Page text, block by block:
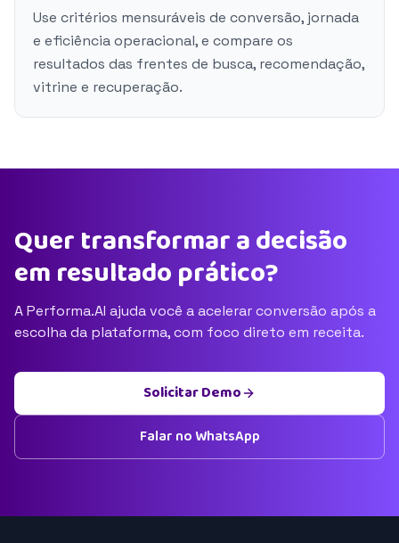
Use critérios mensuráveis de conversão, jornada
e eficiência operacional, e compare os
resultados das frentes de busca, recomendação,
vitrine e recuperação.
Quer transformar a decisão
em resultado prático?
A Performa.AI ajuda você a acelerar conversão após a
escolha da plataforma, com foco direto em receita.
Solicitar Demo
Falar no WhatsApp